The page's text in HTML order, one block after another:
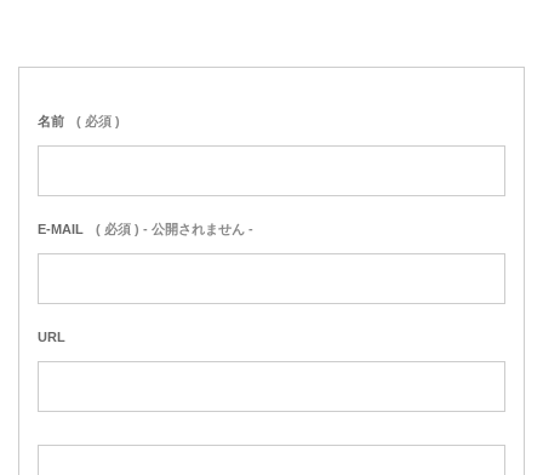
名前 ( 必須 )
E-MAIL ( 必須 ) - 公開されません -
URL